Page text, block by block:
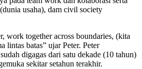
usaha), dam civil society
work together across boundaries, (kita
lintas batas” ujar Peter. Peter
digagas dari satu dekade (10 tahun)
sekitar setahun terakhir.